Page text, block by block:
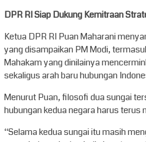
DPR RI Siap Dukung Kemitraan
Ketua DPR RI Puan Maharani
yang disampaikan PM Modi,
Mahakam yang dinilainya
sekaligus arah baru hubungan
Menurut Puan, filosofi dua sungai
hubungan kedua negara harus terus
“Selama kedua sungai itu masih